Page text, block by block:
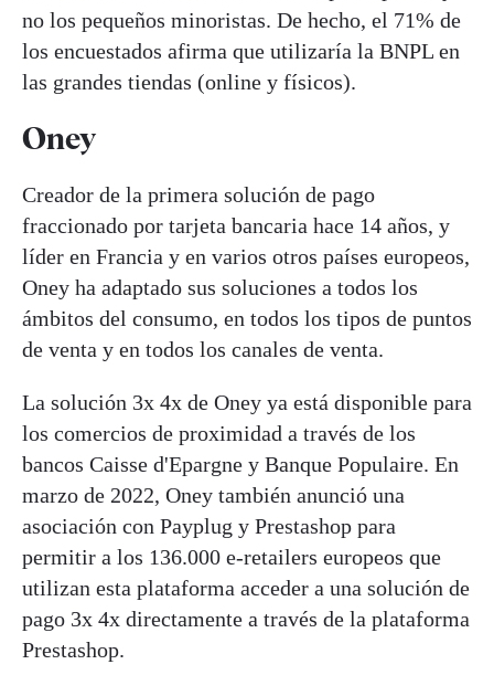
no los pequeños minoristas. De hecho, el 71% de
los encuestados afirma que utilizaría la BNPL en
las grandes tiendas (online y físicos).
Oney
Creador de la primera solución de pago
fraccionado por tarjeta bancaria hace 14 años, y
líder en Francia y en varios otros países europeos,
Oney ha adaptado sus soluciones a todos los
ámbitos del consumo, en todos los tipos de puntos
de venta y en todos los canales de venta.
La solución 3x 4x de Oney ya está disponible para
los comercios de proximidad a través de los
bancos Caisse d'Epargne y Banque Populaire. En
marzo de 2022, Oney también anunció una
asociación con Payplug y Prestashop para
permitir a los 136.000 e-retailers europeos que
utilizan esta plataforma acceder a una solución de
pago 3x 4x directamente a través de la plataforma
Prestashop.